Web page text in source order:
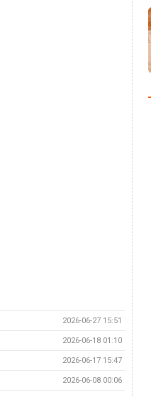
2026-06-27 15:51
2026-06-18 01:10
2026-06-17 15:47
2026-06-08 00:06